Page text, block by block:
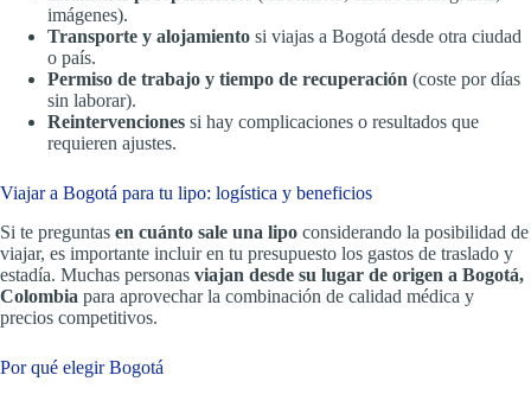
imágenes).
Transporte y alojamiento si viajas a Bogotá desde otra ciudad
o país.
Permiso de trabajo y tiempo de recuperación (coste por días
sin laborar).
Reintervenciones si hay complicaciones o resultados que
requieren ajustes.
Viajar a Bogotá para tu lipo: logística y beneficios
Si te preguntas en cuánto sale una lipo considerando la posibilidad de
viajar, es importante incluir en tu presupuesto los gastos de traslado y
estadía. Muchas personas viajan desde su lugar de origen a Bogotá,
Colombia para aprovechar la combinación de calidad médica y
precios competitivos.
Por qué elegir Bogotá